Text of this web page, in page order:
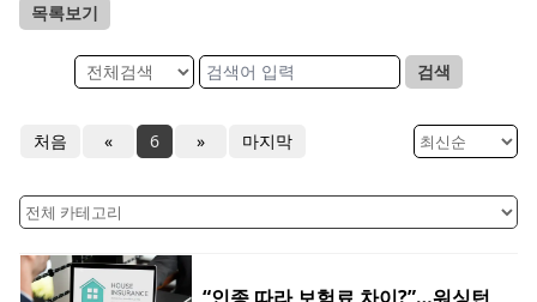
목록보기
검색
처음 « 6 » 마지막